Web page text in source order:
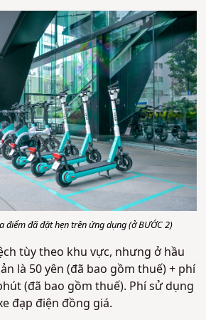
điểm đã đặt hẹn trên ứng dụng (ở BƯỚC 2)
tùy theo khu vực, nhưng ở hầu
là 50 yên (đã bao gồm thuế) + phí
(đã bao gồm thuế). Phí sử dụng
đạp điện đồng giá.